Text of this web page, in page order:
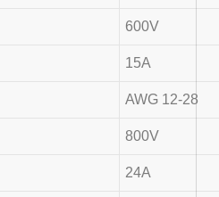
600V
15A
AWG 12-28
800V
24A